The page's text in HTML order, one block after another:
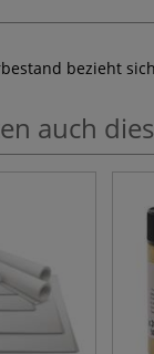
bezieht
auch